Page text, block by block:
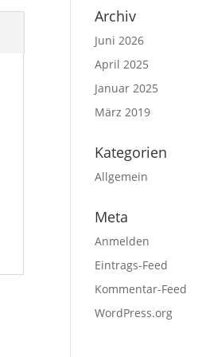
Archiv
Juni 2026
April 2025
Januar 2025
März 2019
Kategorien
Allgemein
Meta
Anmelden
Eintrags-Feed
Kommentar-Feed
WordPress.org